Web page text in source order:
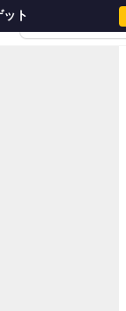
会員登録・ログイ
ト